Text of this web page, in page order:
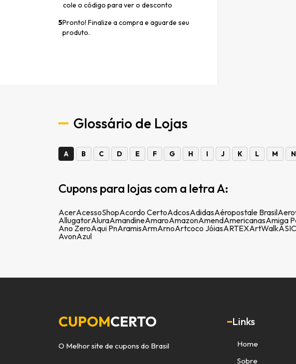
cole o código para ver o desconto
5Pronto! Finalize a compra e aguarde seu
produto.
Glossário de Lojas
A B C D E F G H I J K L M N
Cupons para lojas com a letra A:
AcerAcessoShopAcordo CertoAdcosAdidasAéropostale Brasil
AllugatorAluraAmandineAmaroAmazonAmendAmericanasAmiga
Ano ZeroAqui PnAramisArmArnoArtcoco JóiasARTEXArtWalk
AvonAzul
CUPOMCERTO
O Melhor site de cupons do Brasil
Links
Home
Sobre